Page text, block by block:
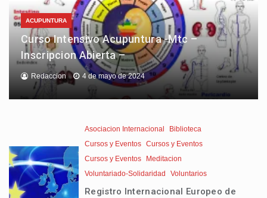
ACUPUNTURA
Curso Intensivo Acupuntura -Mtc –
Inscripcion Abierta –
Redaccion 4 de mayo de 2024
Asociacion Internacional
Biblioteca
Cursos y Eventos Cursos y Eventos
Cursos y Eventos
Meditacion
Voluntariado-Solidaridad
Voluntarios
Registro Internacional Europeo de